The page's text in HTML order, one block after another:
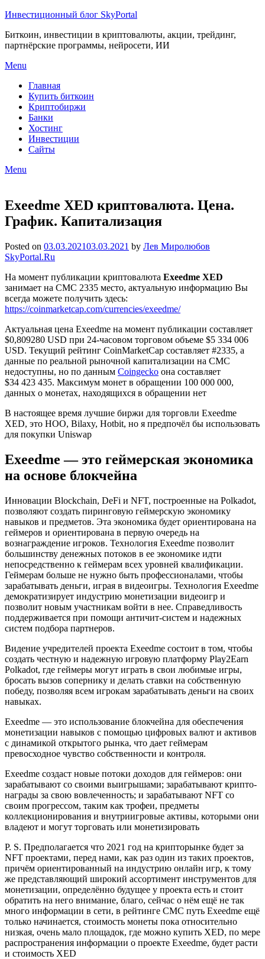
Инвестиционный блог SkyPortal
Биткоин, инвестиции в криптовалюты, акции, трейдинг,
партнёрские программы, нейросети, ИИ
Menu
Главная
Купить биткоин
Криптобиржи
Банки
Хостинг
Инвестиции
Сайты
Menu
Exeedme XED криптовалюта. Цена.
График. Капитализация
Posted on 03.03.202103.03.2021 by Лев Миролюбов
SkyPortal.Ru
На момент публикации криптовалюта Exeedme XED
занимает на CMC 2335 место, актуальную информацию Вы
всегда можете получить здесь:
https://coinmarketcap.com/currencies/exeedme/
Актуальная цена Exeedme на момент публикации составляет
$0,809280 USD при 24-часовом торговом объеме $5 334 006
USD. Текущий рейтинг CoinMarketCap составляет #2335, а
данные по реальной рыночной капитализации на CMC
недоступны, но по данным Coingecko она составляет
$34 423 435. Максимум монет в обращении 100 000 000,
данных о монетах, находящихся в обращении нет
В настоящее время лучшие биржи для торговли Exeedme
XED, это HOO, Bilaxy, Hotbit, но я предпочёл бы использовать
для покупки Uniswap
Exeedme — это геймерская экономика
на основе блокчейна
Инновации Blockchain, DeFi и NFT, построенные на Polkadot,
позволяют создать пиринговую геймерскую экономику
навыков и предметов. Эта экономика будет ориентирована на
геймеров и ориентирована в первую очередь на
вознаграждение игроков. Технология Exeedme позволит
большинству денежных потоков в ее экономике идти
непосредственно к геймерам всех уровней квалификации.
Геймерам больше не нужно быть профессионалами, чтобы
зарабатывать деньги, играя в видеоигры. Технология Exeedme
демократизирует индустрию монетизации видеоигр и
позволит новым участникам войти в нее. Справедливость
поддерживается при помощи античит-систем и надежных
систем подбора партнеров.
Видение учредителей проекта Exeedme состоит в том, чтобы
создать честную и надежную игровую платформу Play2Earn
Polkadot, где геймеры могут играть в свои любимые игры,
бросать вызов сопернику и делать ставки на собственную
победу, позволяя всем игрокам зарабатывать деньги на своих
навыках.
Exeedme — это использование блокчейна для обеспечения
монетизации навыков с помощью цифровых валют и активов
с динамикой открытого рынка, что дает геймерам
превосходное чувство собственности и контроля.
Exeedme создаст новые потоки доходов для геймеров: они
зарабатывают со своими выигрышами; зарабатывают крипто-
награды за свою вовлеченность; и зарабатывают NFT со
своим прогрессом, таким как трофеи, предметы
коллекционирования и внутриигровые активы, которыми они
владеют и могут торговать или монетизировать
P. S. Предполагается что 2021 год на крипторынке будет за
NFT проектами, перед нами, как раз один из таких проектов,
причём ориентированный на индустрию онлайн игр, к тому
же представляющий широкий ассортимент инструментов для
монетизации, определённо будущее у проекта есть и стоит
обратить на него внимание, благо, сейчас о нём ещё не так
много информации в сети, в рейтинге CMC путь Exeedme ещё
только начинается, стоимость монеты пока относительно
низкая, очень мало площадок, где можно купить XED, по мере
распространения информации о проекте Exeedme, будет расти
и стоимость XED